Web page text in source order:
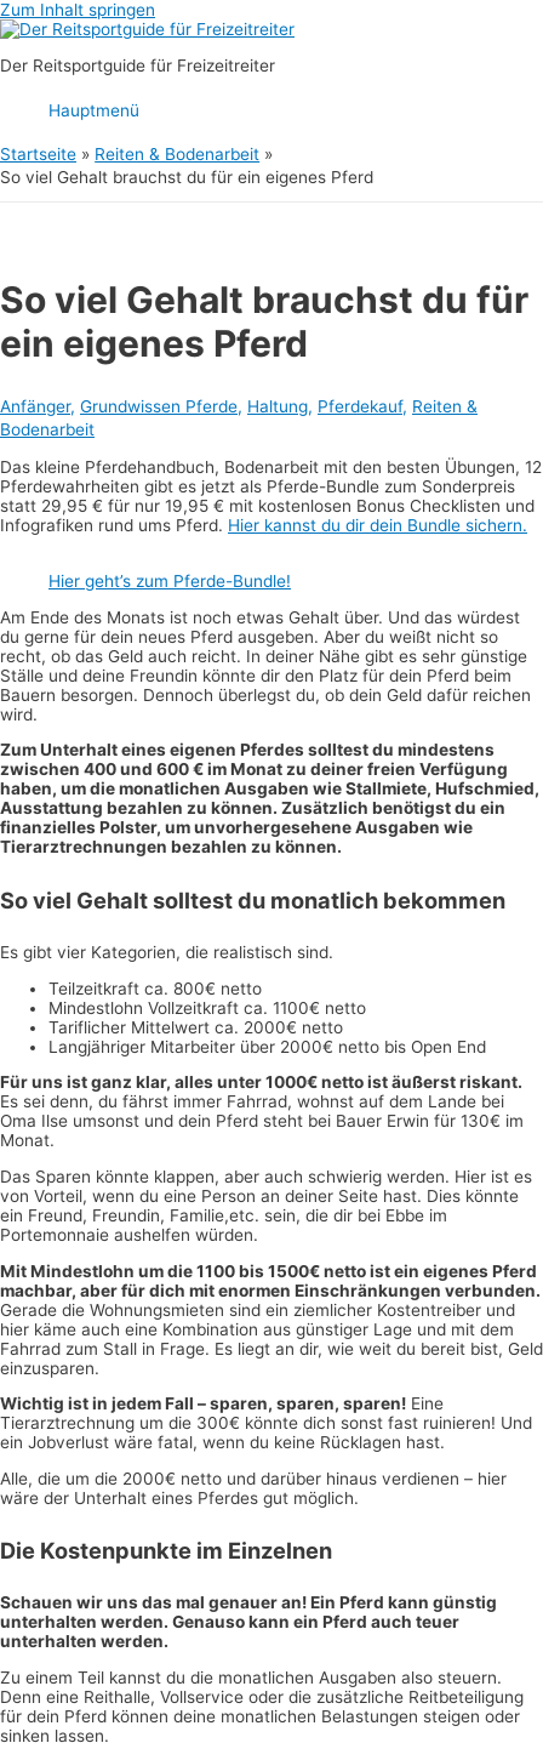
Zum Inhalt springen
Der Reitsportguide für Freizeitreiter
Hauptmenü
Startseite
Reiten & Bodenarbeit
So viel Gehalt brauchst du für ein eigenes Pferd
So viel Gehalt brauchst du für
ein eigenes Pferd
Anfänger, Grundwissen Pferde, Haltung, Pferdekauf, Reiten &
Bodenarbeit
Das kleine Pferdehandbuch, Bodenarbeit mit den besten Übungen, 12
Pferdewahrheiten gibt es jetzt als Pferde-Bundle zum Sonderpreis
statt 29,95 € für nur 19,95 € mit kostenlosen Bonus Checklisten und
Infografiken rund ums Pferd. Hier kannst du dir dein Bundle sichern.
Hier geht’s zum Pferde-Bundle!
Am Ende des Monats ist noch etwas Gehalt über. Und das würdest
du gerne für dein neues Pferd ausgeben. Aber du weißt nicht so
recht, ob das Geld auch reicht. In deiner Nähe gibt es sehr günstige
Ställe und deine Freundin könnte dir den Platz für dein Pferd beim
Bauern besorgen. Dennoch überlegst du, ob dein Geld dafür reichen
wird.
Zum Unterhalt eines eigenen Pferdes solltest du mindestens
zwischen 400 und 600 € im Monat zu deiner freien Verfügung
haben, um die monatlichen Ausgaben wie Stallmiete, Hufschmied,
Ausstattung bezahlen zu können. Zusätzlich benötigst du ein
finanzielles Polster, um unvorhergesehene Ausgaben wie
Tierarztrechnungen bezahlen zu können.
So viel Gehalt solltest du monatlich bekommen
Es gibt vier Kategorien, die realistisch sind.
Teilzeitkraft ca. 800€ netto
Mindestlohn Vollzeitkraft ca. 1100€ netto
Tariflicher Mittelwert ca. 2000€ netto
Langjähriger Mitarbeiter über 2000€ netto bis Open End
Für uns ist ganz klar, alles unter 1000€ netto ist äußerst riskant.
Es sei denn, du fährst immer Fahrrad, wohnst auf dem Lande bei
Oma Ilse umsonst und dein Pferd steht bei Bauer Erwin für 130€ im
Monat.
Das Sparen könnte klappen, aber auch schwierig werden. Hier ist es
von Vorteil, wenn du eine Person an deiner Seite hast. Dies könnte
ein Freund, Freundin, Familie,etc. sein, die dir bei Ebbe im
Portemonnaie aushelfen würden.
Mit Mindestlohn um die 1100 bis 1500€ netto ist ein eigenes Pferd
machbar, aber für dich mit enormen Einschränkungen verbunden.
Gerade die Wohnungsmieten sind ein ziemlicher Kostentreiber und
hier käme auch eine Kombination aus günstiger Lage und mit dem
Fahrrad zum Stall in Frage. Es liegt an dir, wie weit du bereit bist, Geld
einzusparen.
Wichtig ist in jedem Fall – sparen, sparen, sparen! Eine
Tierarztrechnung um die 300€ könnte dich sonst fast ruinieren! Und
ein Jobverlust wäre fatal, wenn du keine Rücklagen hast.
Alle, die um die 2000€ netto und darüber hinaus verdienen – hier
wäre der Unterhalt eines Pferdes gut möglich.
Die Kostenpunkte im Einzelnen
Schauen wir uns das mal genauer an! Ein Pferd kann günstig
unterhalten werden. Genauso kann ein Pferd auch teuer
unterhalten werden.
Zu einem Teil kannst du die monatlichen Ausgaben also steuern.
Denn eine Reithalle, Vollservice oder die zusätzliche Reitbeteiligung
für dein Pferd können deine monatlichen Belastungen steigen oder
sinken lassen.